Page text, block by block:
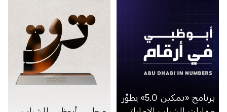
برنامج «تمكين 5.0» يطوِّر